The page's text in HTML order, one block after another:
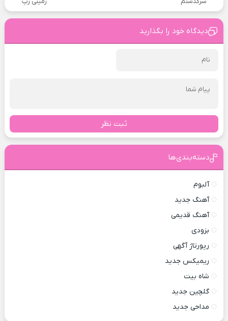
دیدگاه خود را بگذارید
ثبت نظر
دسته‌بندی‌ها
آلبوم
آهنگ جدید
آهنگ قدیمی
بزودی
رپورتاژ آگهی
ریمیکس جدید
شاه بیت
گلچین جدید
مداحی جدید